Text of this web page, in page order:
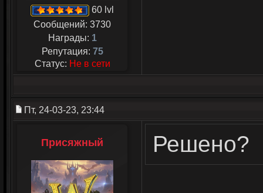
60 lvl
Сообщений: 3730
Награды: 1
Репутация: 75
Статус: Не в сети
Пт, 24-03-23, 23:44
Присяжный Решено?